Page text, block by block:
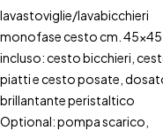
lavastoviglie/lavabicchieri
monofase cesto cm. 45x45
incluso: cesto bicchieri,
piatti e cesto posate,
brillantante peristaltico
Optional: pompa scarico,